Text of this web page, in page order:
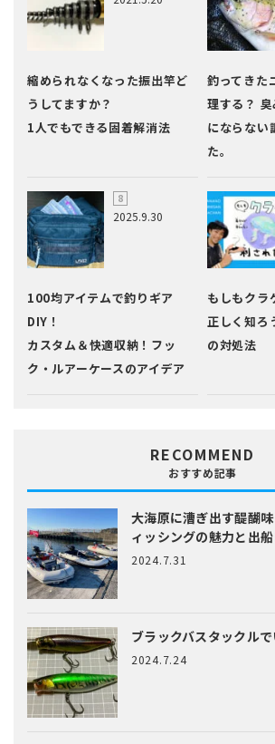
縮められなくなった振出竿ど
うしてますか？
1人でもできる固着解消法
釣ってきた
理する？
にならない
た。
2025.9.30
100均アイテムで釣りギア
DIY！
カスタム＆快適収納！フッ
ク・ルアーケースのアイデア
もしもクラ
正しく知ろ
の対処法
RECOMMEND
おすすめ記事
大海原に漕ぎ出す醍醐味
ィッシングの魅力と出
2024.7.31
ブラックバスタックル
2024.7.24